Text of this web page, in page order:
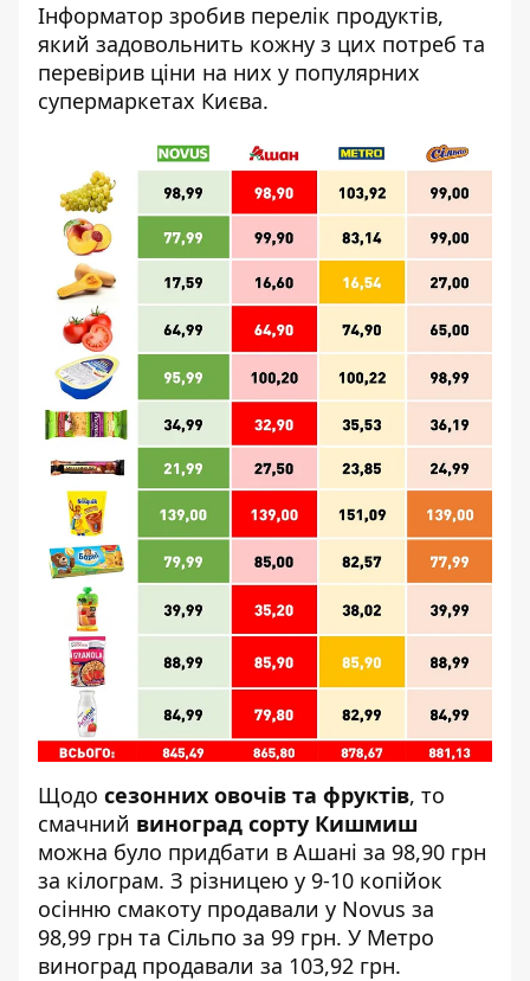
Інформатор зробив перелік продуктів,
який задовольнить кожну з цих потреб та
перевірив ціни на них у популярних
супермаркетах Києва.
Щодо сезонних овочів та фруктів, то
смачний виноград сорту Кишмиш
можна було придбати в Ашані за 98,90 грн
за кілограм. З різницею у 9-10 копійок
осінню смакоту продавали у Novus за
98,99 грн та Сільпо за 99 грн. У Метро
виноград продавали за 103,92 грн.